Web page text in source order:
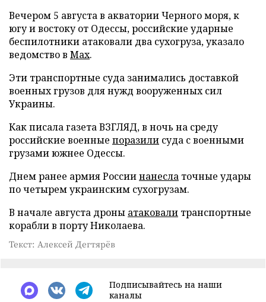
Вечером 5 августа в акватории Черного моря, к
югу и востоку от Одессы, российские ударные
беспилотники атаковали два сухогруза, указало
ведомство в Max.
Эти транспортные суда занимались доставкой
военных грузов для нужд вооруженных сил
Украины.
Как писала газета ВЗГЛЯД, в ночь на среду
российские военные поразили суда с военными
грузами южнее Одессы.
Днем ранее армия Россиинанесла точные удары
по четырем украинским сухогрузам.
В начале августа дроны атаковали транспортные
корабли в порту Николаева.
Текст: Алексей Дегтярёв
Подписывайтесь на наши
каналы